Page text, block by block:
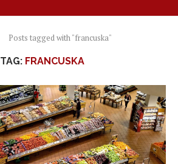
Posts tagged with "francuska"
TAG: FRANCUSKA